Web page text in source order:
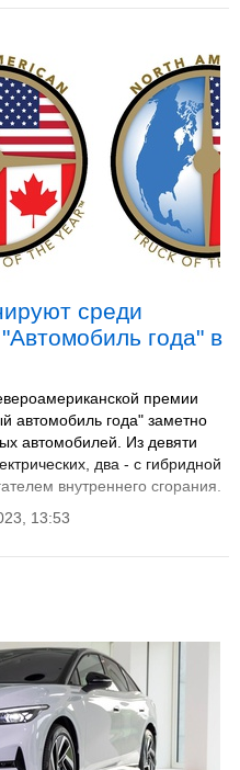
среди
года" в
премии
автомобиль года" заметно
автомобилей. Из девяти
два - с гибридной
внутреннего сгорания.
13:53